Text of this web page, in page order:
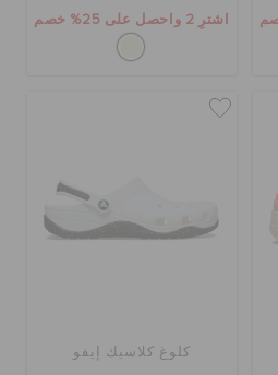
اشترِ 2 واحصل على 25% خصم
كلوغ كلاسيك إيفو